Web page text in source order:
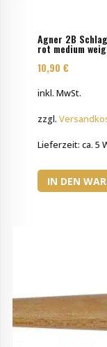
Agner 2B
rot medium
10,90 €
inkl. MwSt.
zzgl.
Lieferzeit: ca. 5
IN DEN